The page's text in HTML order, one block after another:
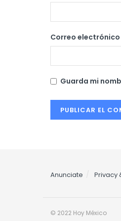
Correo electrónico
Guarda mi
Anunciate Privacy
© 2022 Hoy México